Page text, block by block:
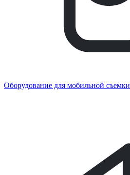
Оборудование для мобильной съемки